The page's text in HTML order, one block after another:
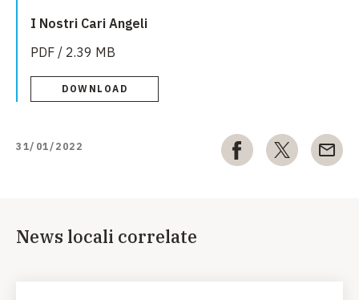
I Nostri Cari Angeli
PDF / 2.39 MB
DOWNLOAD
31/01/2022
News locali correlate